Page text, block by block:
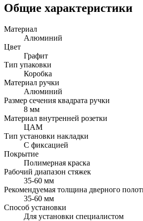
Общие характеристики
Материал
Алюминий
Цвет
Графит
Тип упаковки
Коробка
Материал ручки
Алюминий
Размер сечения квадрата ручки
8 мм
Материал внутренней розетки
ЦАМ
Тип установки накладки
С фиксацией
Покрытие
Полимерная краска
Рабочий диапазон стяжек
35-60 мм
Рекомендуемая толщина дверного
35-60 мм
Способ установки
Для установки специалистом